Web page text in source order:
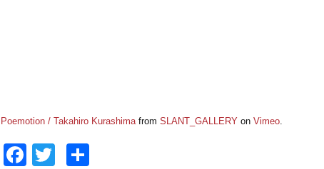
Poemotion / Takahiro KurashimafromSLANT_GALLERY onVimeo.
Facebook
Twitter